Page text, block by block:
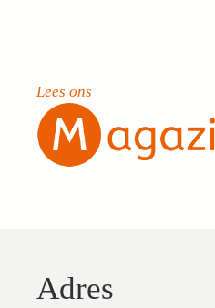
Lees ons
Adres